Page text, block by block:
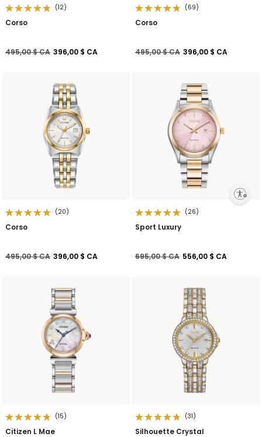
(12)
Corso
Prix réduit de
495,00 $ CAà396,00 $ CA
(69)
Corso
Prix réduit de
495,00 $ CAà396,00 $ CA
(20)
Corso
Prix réduit de
495,00 $ CAà396,00 $ CA
(26)
Sport Luxury
Prix réduit de
695,00 $ CAà556,00 $ CA
(15)
Citizen L Mae
(31)
Silhouette Crystal